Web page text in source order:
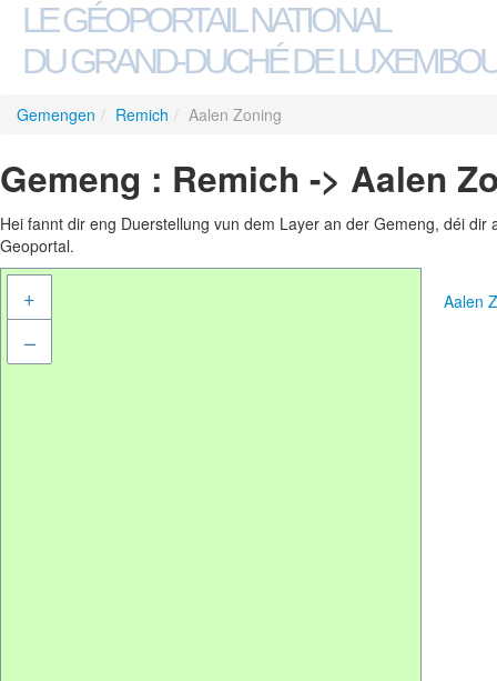
LE GÉOPORTAIL NATIONAL
DU GRAND-DUCHÉ DE
Gemengen / Remich / Aalen Zoning
Gemeng : Remich -> Aalen
Hei fannt dir eng Duerstellung vun dem Layer an der Gemeng, déi
Geoportal.
+
–
Aalen